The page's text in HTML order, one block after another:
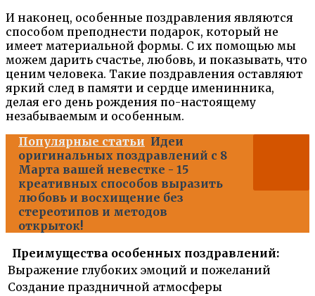
И наконец, особенные поздравления являются
способом преподнести подарок, который не
имеет материальной формы. С их помощью мы
можем дарить счастье, любовь, и показывать, что
ценим человека. Такие поздравления оставляют
яркий след в памяти и сердце именинника,
делая его день рождения по-настоящему
незабываемым и особенным.
Популярные статьи Идеи
оригинальных поздравлений с 8
Марта вашей невестке - 15
креативных способов выразить
любовь и восхищение без
стереотипов и методов
открыток!
Преимущества особенных поздравлений:
Выражение глубоких эмоций и пожеланий
Создание праздничной атмосферы